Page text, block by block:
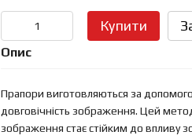
Купити
Опис
Прапори виготовляються за
довговічність зображення. Цей
зображення стає стійким до впливу